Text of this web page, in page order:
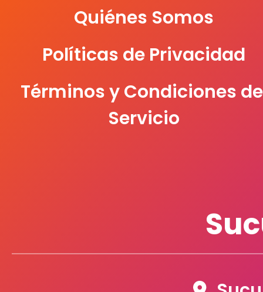
Quiénes Somos
Políticas de Privacidad
Términos y Condiciones
Servicio